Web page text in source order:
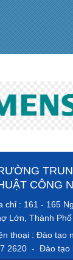
CÔNG
chỉ : 161 - 165
Lớn,
thoại : Đào tạo
2620 - Đào tạo